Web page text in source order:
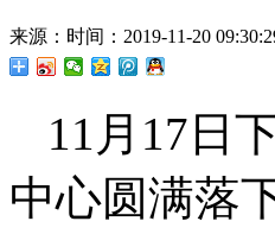
来源： 时间：2019-11-20
11月17日
中心圆满落